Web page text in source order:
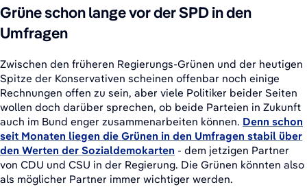
Grüne schon lange vor der SPD in den
Umfragen
Zwischen den früheren Regierungs-Grünen und der heutigen
Spitze der Konservativen scheinen offenbar noch einige
Rechnungen offen zu sein, aber viele Politiker beider Seiten
wollen doch darüber sprechen, ob beide Parteien in Zukunft
auch im Bund enger zusammenarbeiten können. Denn schon
seit Monaten liegen die Grünen in den Umfragen stabil über
den Werten der Sozialdemokarten - dem jetzigen Partner
von CDU und CSU in der Regierung. Die Grünen könnten also
als möglicher Partner immer wichtiger werden.